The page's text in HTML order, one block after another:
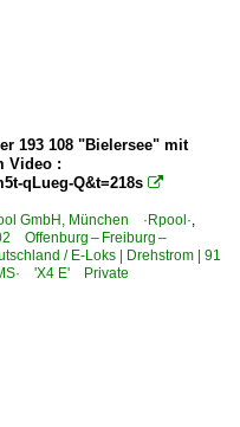
193 108 "Bielersee" mit
Video :
qLueg-Q&t=218s 
GmbH, München ·Rpool·,
Offenburg – Freiburg –
/ E-Loks | Drehstrom | 91
'X4 E' Private